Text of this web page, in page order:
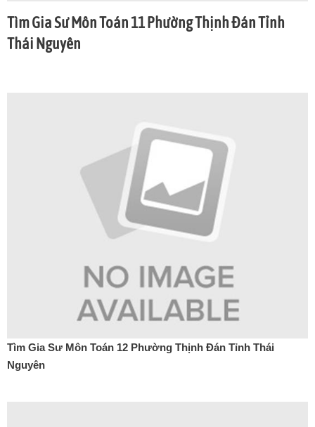
Tìm Gia Sư Môn Toán 11 Phường Thịnh Đán Tỉnh
Thái Nguyên
Tìm Gia Sư Môn Toán 12 Phường Thịnh Đán Tỉnh Thái
Nguyên